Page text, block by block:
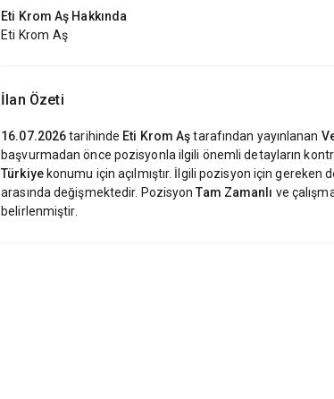
Eti Krom Aş Hakkında
Eti Krom Aş
İlan Özeti
16.07.2026tarihinde Eti Krom Aştarafından yayınlanan
başvurmadan önce pozisyonla ilgili önemli detayların
Türkiyekonumu için açılmıştır. İlgili pozisyon için gereken
arasında değişmektedir. PozisyonTam Zamanlı ve
belirlenmiştir.